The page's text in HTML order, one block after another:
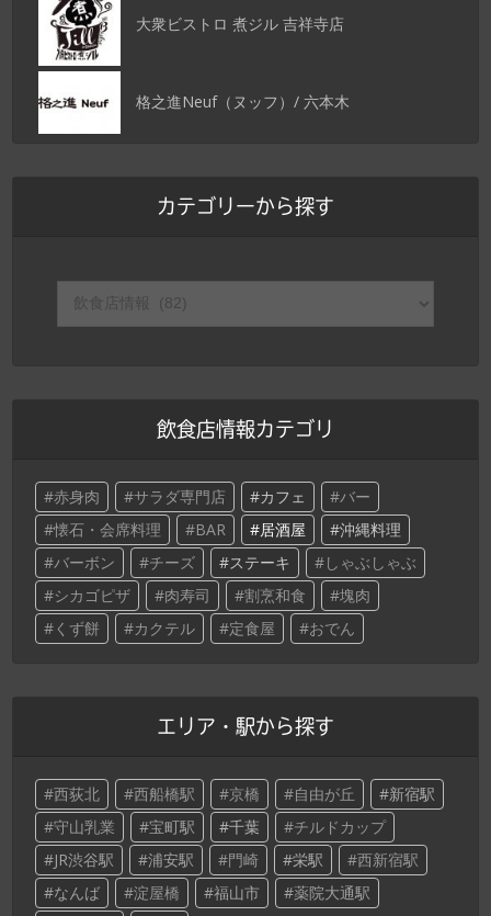
大衆ビストロ 煮ジル 吉祥寺店
格之進Neuf（ヌッフ）/ 六本木
カテゴリーから探す
飲食店情報カテゴリ
赤身肉 サラダ専門店 カフェ
バー
懐石・会席料理
BAR 居酒屋
沖縄料理
バーボン
チーズ ステーキ
しゃぶしゃぶ
シカゴピザ
肉寿司 割烹和食
塊肉
くず餅
カクテル 定食屋 おでん
エリア・駅から探す
西荻北 西船橋駅 京橋 自由が丘
新宿駅
守山乳業
宝町駅 千葉
チルドカップ
JR渋谷駅
浦安駅 門崎 栄駅
西新宿駅
なんば
淀屋橋 福山市
薬院大通駅